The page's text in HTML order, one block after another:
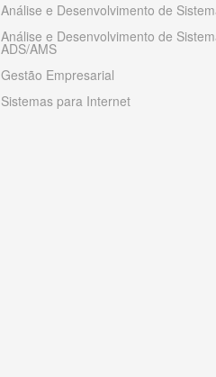
Análise e Desenvolvimento de
Análise e Desenvolvimento de
ADS/AMS
Gestão Empresarial
Sistemas para Internet